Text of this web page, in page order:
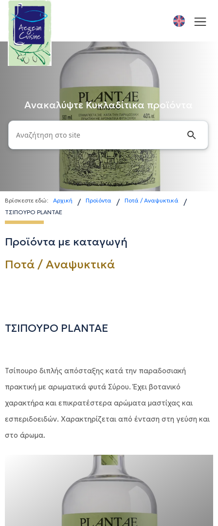
Ανακαλύψτε Κυκλαδίτικα προϊόντα
Βρίσκεστε εδώ: Αρχική / Προϊόντα / Ποτά / Αναψυκτικά /
ΤΣΙΠΟΥΡΟ PLANTAE
Προϊόντα με καταγωγή
Ποτά / Αναψυκτικά
ΤΣΙΠΟΥΡΟ PLANTAE
Τσίπουρο διπλής απόσταξης κατά την παραδοσιακή
πρακτική με αρωματικά φυτά Σύρου. Έχει βοτανικό
χαρακτήρα και επικρατέστερα αρώματα μαστίχας και
εσπεριδοειδών. Χαρακτηρίζεται από ένταση στη γεύση και
στο άρωμα.